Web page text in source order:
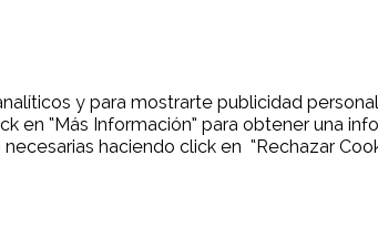
y para mostrarte publicidad
en “Más Información” para obtener una
haciendo click en “Rechazar